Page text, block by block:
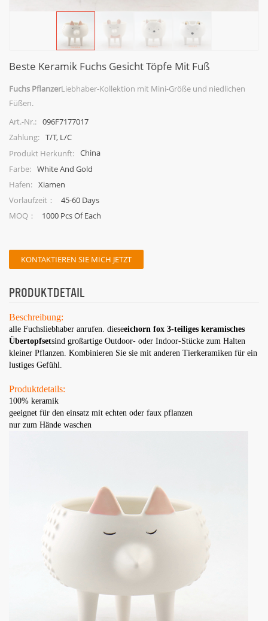
Beste Keramik Fuchs Gesicht Töpfe Mit Fuß
Fuchs PflanzerLiebhaber-Kollektion mit Mini-Größe und niedlichen
Füßen.
Art.-Nr.: 096F7177017
Zahlung: T/T, L/C
Produkt Herkunft: China
Farbe: White And Gold
Hafen: Xiamen
Vorlaufzeit：
45-60 Days
MOQ：
1000 Pcs Of Each
KONTAKTIEREN SIE MICH JETZT
PRODUKTDETAIL
Beschreibung:
alle Fuchsliebhaber anrufen. dieseeichorn fox 3-teiliges keramisches
Übertopfsetsind großartige Outdoor- oder Indoor-Stücke zum Halten
kleiner Pflanzen. Kombinieren Sie sie mit anderen Tierkeramiken für ein
lustiges Gefühl.
Produktdetails:
100% keramik
geeignet für den einsatz mit echten oder faux pflanzen
nur zum Hände waschen